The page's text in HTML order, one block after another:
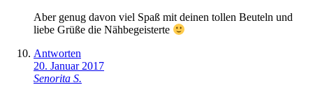
Aber genug davon viel Spaß mit deinen tollen Beuteln und
liebe Grüße die Nähbegeisterte
Antworten
20. Januar 2017
Senorita S.